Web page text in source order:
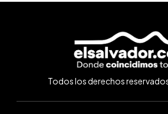
Todos los derechos